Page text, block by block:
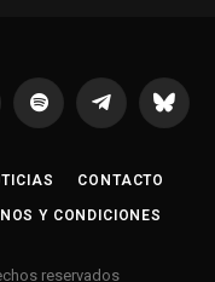
Spotify Telegrama
CONTACTO
Y CONDICIONES
reservados